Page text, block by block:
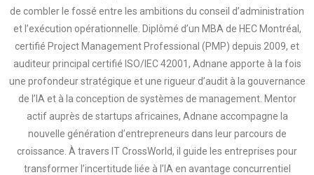
de combler le fossé entre les ambitions du conseil d’administration
et l’exécution opérationnelle. Diplômé d’un MBA de HEC Montréal,
certifié Project Management Professional (PMP) depuis 2009, et
auditeur principal certifié ISO/IEC 42001, Adnane apporte à la fois
une profondeur stratégique et une rigueur d’audit à la gouvernance
de l’IA et à la conception de systèmes de management. Mentor
actif auprès de startups africaines, Adnane accompagne la
nouvelle génération d’entrepreneurs dans leur parcours de
croissance. À travers IT CrossWorld, il guide les entreprises pour
transformer l’incertitude liée à l’IA en avantage concurrentiel